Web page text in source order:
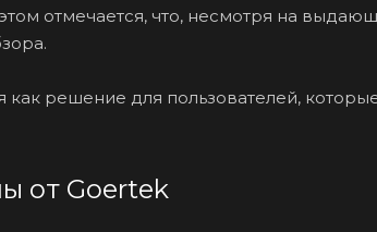
отмечается, что, несмотря на
как решение для пользователей,
от Goertek